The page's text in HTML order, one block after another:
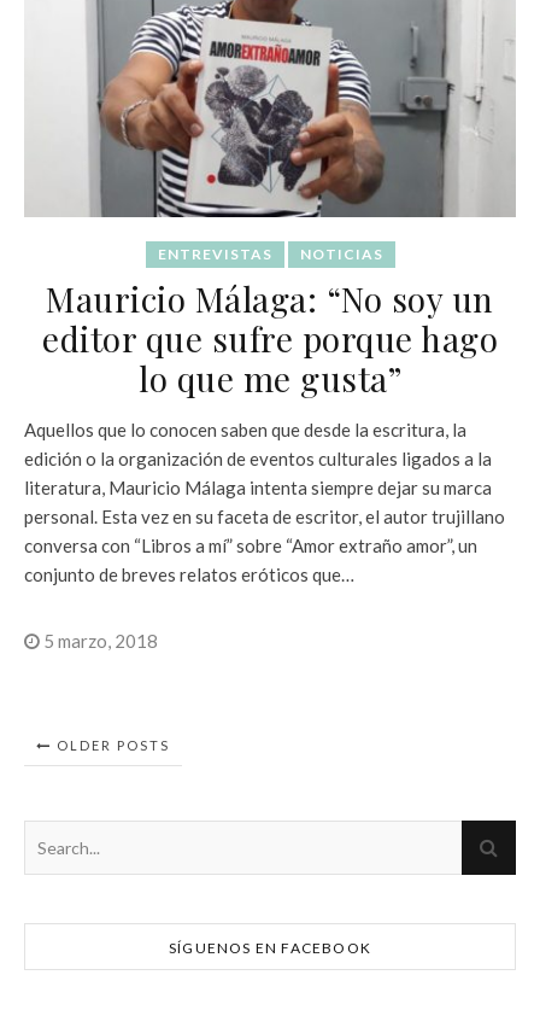
ENTREVISTAS NOTICIAS
Mauricio Málaga: “No soy un
editor que sufre porque hago
lo que me gusta”
Aquellos que lo conocen saben que desde la escritura, la
edición o la organización de eventos culturales ligados a la
literatura, Mauricio Málaga intenta siempre dejar su marca
personal. Esta vez en su faceta de escritor, el autor trujillano
conversa con “Libros a mí” sobre “Amor extraño amor”, un
conjunto de breves relatos eróticos que…
5 marzo, 2018
OLDER POSTS
SÍGUENOS EN FACEBOOK